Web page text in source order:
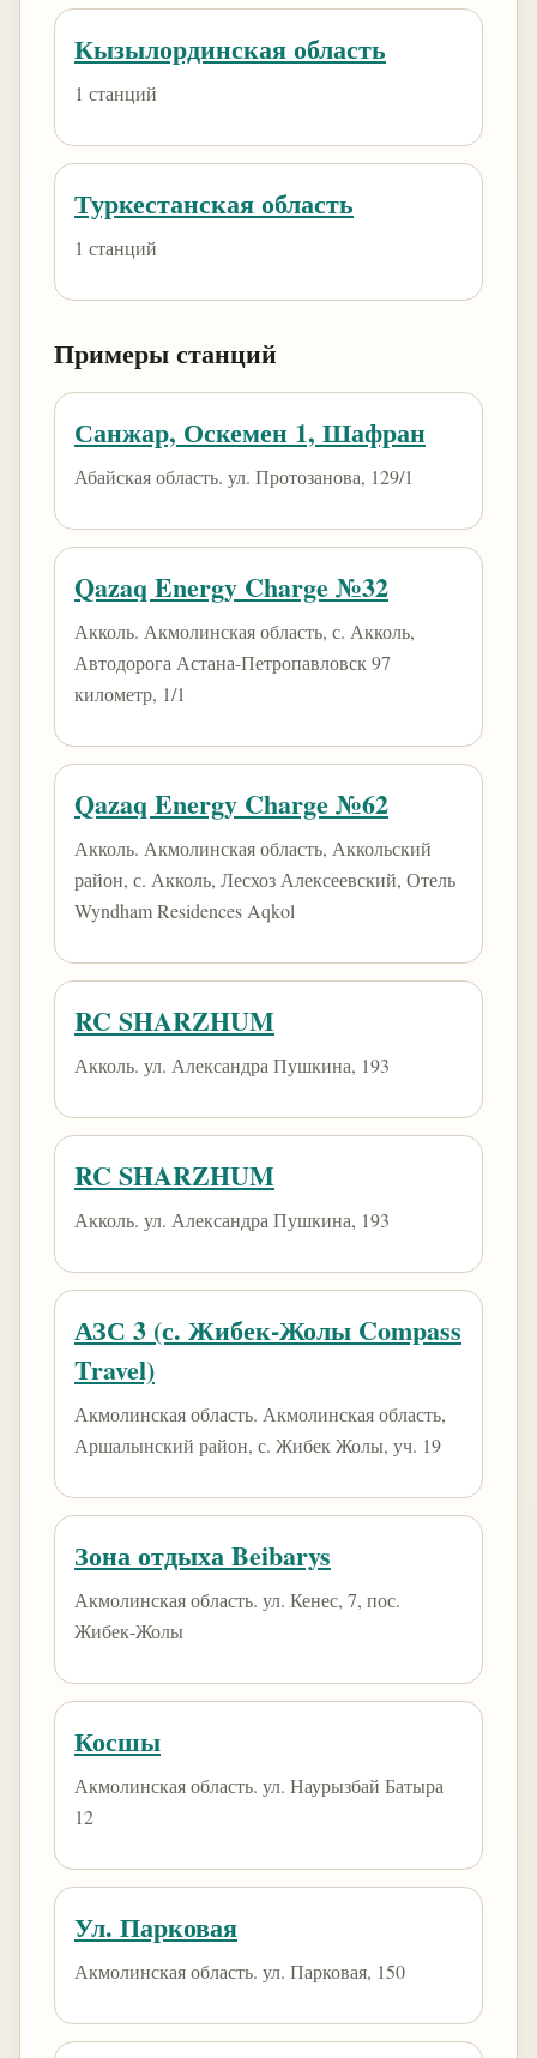
Кызылординская область
1 станций
Туркестанская область
1 станций
Примеры станций
Санжар, Оскемен 1, Шафран
Абайская область. ул. Протозанова, 129/1
Qazaq Energy Charge №32
Акколь. Акмолинская область, с. Акколь,
Автодорога Астана-Петропавловск 97
километр, 1/1
Qazaq Energy Charge №62
Акколь. Акмолинская область, Аккольский
район, с. Акколь, Лесхоз Алексеевский, Отель
Wyndham Residences Aqkol
RC SHARZHUM
Акколь. ул. Александра Пушкина, 193
RC SHARZHUM
Акколь. ул. Александра Пушкина, 193
АЗС 3 (с. Жибек-Жолы Compass
Travel)
Акмолинская область. Акмолинская область,
Аршалынский район, с. Жибек Жолы, уч. 19
Зона отдыха Beibarys
Акмолинская область. ​ул. Кенес, 7​, пос.
Жибек-Жолы
Косшы
Акмолинская область. ул. Наурызбай Батыра
12
Ул. Парковая
Акмолинская область. ул. Парковая, 150